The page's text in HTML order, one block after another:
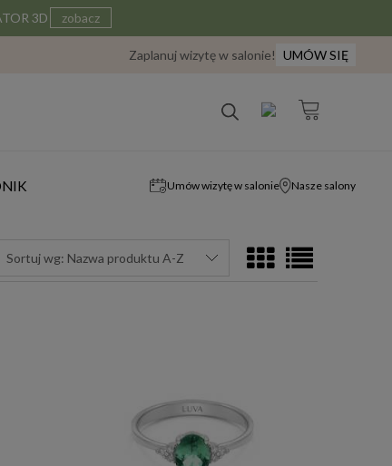
3D zobacz
Zaplanuj wizytę w salonie! UMÓW SIĘ
Umów wizytę w salonie Nasze salony
Sortuj wg: Nazwa produktu A-Z